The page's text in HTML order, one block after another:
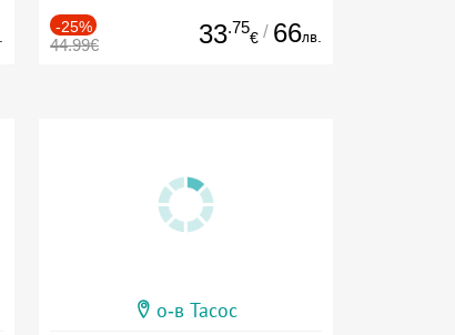
-25%
44.99€ 33.75
€ / 66лв.
о-в Тасос